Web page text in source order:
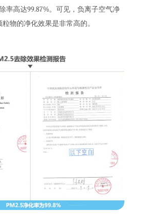
率高达99.87%。可见，负离子空气净
物的净化效果是非常高的。